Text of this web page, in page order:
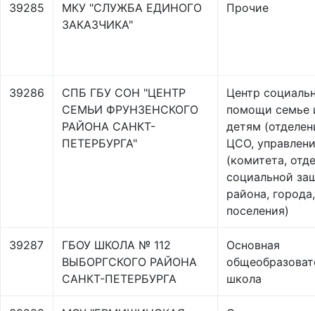
39285
МКУ "СЛУЖБА ЕДИНОГО
ЗАКАЗЧИКА"
Прочие
39286
СПБ ГБУ СОН "ЦЕНТР
СЕМЬИ ФРУНЗЕНСКОГО
РАЙОНА САНКТ-
ПЕТЕРБУРГА"
Центр
помощи семье
детям
ЦСО,
(комитета,
социальной
района, города,
поселения)
39287
ГБОУ ШКОЛА № 112
ВЫБОРГСКОГО РАЙОНА
САНКТ-ПЕТЕРБУРГА
Основная
школа